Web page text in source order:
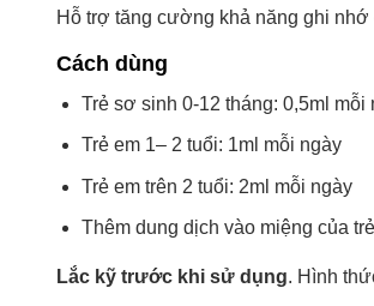
Hỗ trợ tăng cường khả năng ghi nhớ
Cách dùng
Trẻ sơ sinh 0-12 tháng: 0,5ml mỗi
Trẻ em 1– 2 tuổi: 1ml mỗi ngày
Trẻ em trên 2 tuổi: 2ml mỗi ngày
Thêm dung dịch vào miệng của
Lắc kỹ trước khi sử dụng. Hình